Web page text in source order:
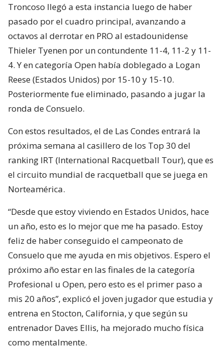
Troncoso llegó a esta instancia luego de haber
pasado por el cuadro principal, avanzando a
octavos al derrotar en PRO al estadounidense
Thieler Tyenen por un contundente 11-4, 11-2 y 11-
4. Y en categoría Open había doblegado a Logan
Reese (Estados Unidos) por 15-10 y 15-10.
Posteriormente fue eliminado, pasando a jugar la
ronda de Consuelo.
Con estos resultados, el de Las Condes entrará la
próxima semana al casillero de los Top 30 del
ranking IRT (International Racquetball Tour), que es
el circuito mundial de racquetball que se juega en
Norteamérica.
“Desde que estoy viviendo en Estados Unidos, hace
un año, esto es lo mejor que me ha pasado. Estoy
feliz de haber conseguido el campeonato de
Consuelo que me ayuda en mis objetivos. Espero el
próximo año estar en las finales de la categoría
Profesional u Open, pero esto es el primer paso a
mis 20 años”, explicó el joven jugador que estudia y
entrena en Stocton, California, y que según su
entrenador Daves Ellis, ha mejorado mucho física
como mentalmente.